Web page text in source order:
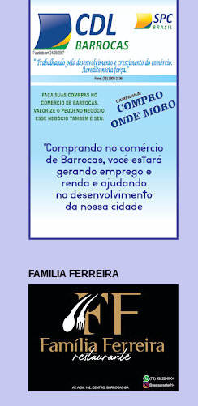
FAMILIA FERREIRA